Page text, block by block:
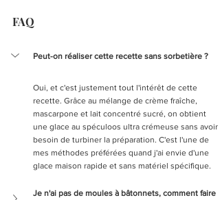
FAQ
Peut-on réaliser cette recette sans sorbetière ?
Oui, et c'est justement tout l'intérêt de cette
recette. Grâce au mélange de crème fraîche,
mascarpone et lait concentré sucré, on obtient
une glace au spéculoos ultra crémeuse sans avoir
besoin de turbiner la préparation. C'est l'une de
mes méthodes préférées quand j'ai envie d'une
glace maison rapide et sans matériel spécifique.
Je n'ai pas de moules à bâtonnets, comment faire